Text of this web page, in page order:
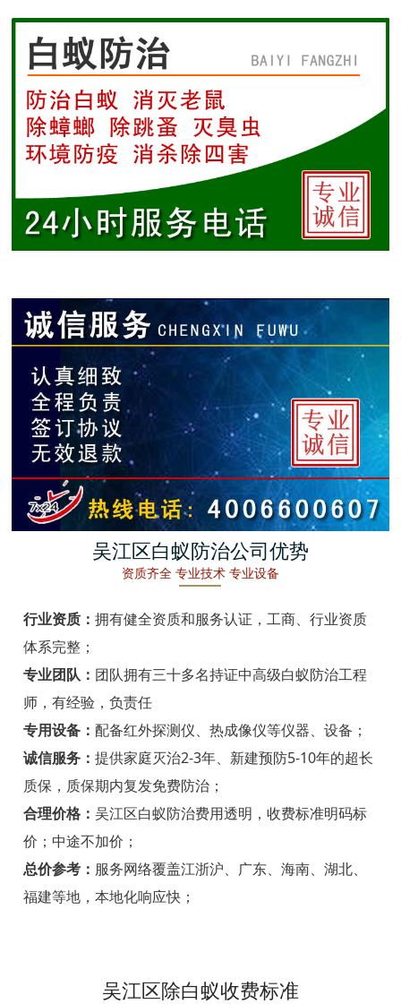
阜宁白蚁防治
射阳白蚁防治
建湖白蚁防治
东台白蚁防治
涟水白蚁防治
金湖白蚁防治
杭州白蚁防治
建德白蚁防治
桐庐白蚁防治
淳安白蚁防治
宁波白蚁防治
象山白蚁防治
温州白蚁防治
瑞安白蚁防治
乐清白蚁防治
龙港白蚁防治
永嘉白蚁防治
平阳白蚁防治
吴江区白蚁防治公司优势
资质齐全 专业技术 专业设备
行业资质： 拥有健全资质和服务认证，工商、行业资质
体系完整；
专业团队： 团队拥有三十多名持证中高级白蚁防治工程
师，有经验，负责任
专用设备： 配备红外探测仪、热成像仪等仪器、设备；
诚信服务： 提供家庭灭治2-3年、新建预防5-10年的超长
质保，质保期内复发免费防治；
合理价格： 吴江区白蚁防治费用透明，收费标准明码标
价；中途不加价；
总价参考： 服务网络覆盖江浙沪、广东、海南、湖北、
福建等地，本地化响应快；
吴江区除白蚁收费标准